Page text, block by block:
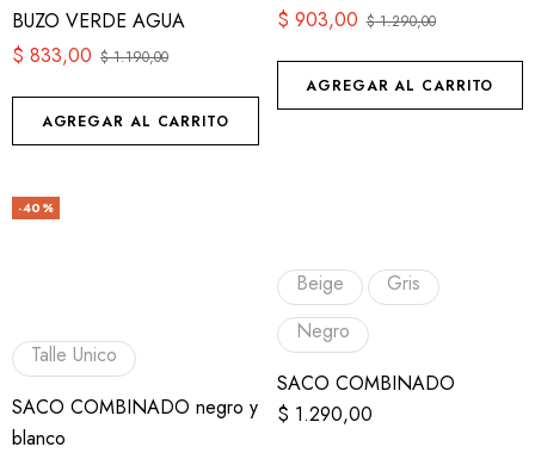
BUZO VERDE AGUA
$1.190,00
$ 833,00
AGREGAR AL CARRITO
$1.290,00
$ 903,00
AGREGAR AL CARRITO
-40%
Talle Unico
SACO COMBINADO negro y
blanco
Beige
Gris
Negro
SACO COMBINADO
$ 1.290,00